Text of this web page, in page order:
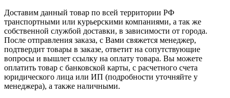
Доставим данный товар по всей территории РФ
транспортными или курьерскими компаниями, а так же
собственной службой доставки, в зависимости от города.
После отправления заказа, с Вами свяжется менеджер,
подтвердит товары в заказе, ответит на сопутствующие
вопросы и вышлет ссылку на оплату товара. Вы можете
оплатить товар с банковской карты, с расчетного счета
юридического лица или ИП (подробности уточняйте у
менеджера), а также наличными.